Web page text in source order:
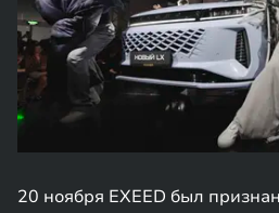
20 ноября EXEED был